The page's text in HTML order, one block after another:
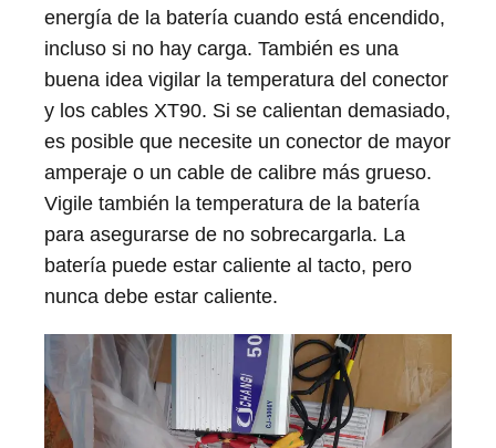
energía de la batería cuando está encendido,
incluso si no hay carga. También es una
buena idea vigilar la temperatura del conector
y los cables XT90. Si se calientan demasiado,
es posible que necesite un conector de mayor
amperaje o un cable de calibre más grueso.
Vigile también la temperatura de la batería
para asegurarse de no sobrecargarla. La
batería puede estar caliente al tacto, pero
nunca debe estar caliente.